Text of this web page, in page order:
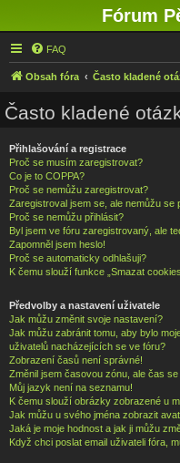
Fórum
FAQ
Obsah fóra Často kladené
Často kladené
Přihlašování a registrace
Proč se musím zaregistrovat?
Co je to COPPA?
Proč se nemůžu zaregistrovat?
Zaregistroval jsem se, ale nemůžu se
Proč se nemůžu přihlásit?
Byl jsem ve fóru zaregistrovaný, ale
Zapomněl jsem heslo!
Proč se automaticky odhlašuji?
K čemu slouží funkce „Smazat
Předvolby a nastavení uživatele
Jak můžu změnit svoje nastavení?
Jak můžu zabránit tomu, aby bylo
uživatelů nacházejících se ve fóru?
Zobrazení časů není správné!
Změnil jsem časovou zónu, ale čas
Můj jazyk není na seznamu!
K čemu slouží obrázky zobrazené u
Jak můžu u svého jména zobrazit
Jaká je moje hodnost a jak ji můžu
Když chci poslat email uživateli fóra,